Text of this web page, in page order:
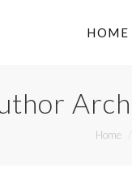
HOME
You
Home